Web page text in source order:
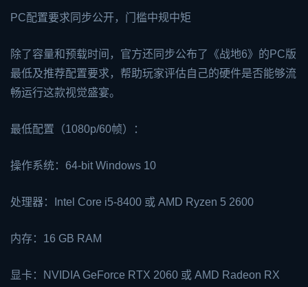
PC配置要求同步公开，门槛中规中矩
除了容量和预载时间，官方还同步公布了《战地6》的PC版
最低及推荐配置要求，帮助玩家评估自己的硬件是否能够流
畅运行这款视觉盛宴。
最低配置（1080p/60帧）：
操作系统：64-bit Windows 10
处理器：Intel Core i5-8400 或 AMD Ryzen 5 2600
内存：16 GB RAM
显卡：NVIDIA GeForce RTX 2060 或 AMD Radeon RX